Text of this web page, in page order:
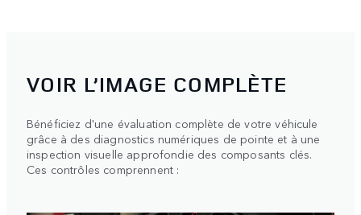
VOIR L’IMAGE COMPLÈTE
Bénéficiez d'une évaluation complète de votre véhicule
grâce à des diagnostics numériques de pointe et à une
inspection visuelle approfondie des composants clés.
Ces contrôles comprennent :